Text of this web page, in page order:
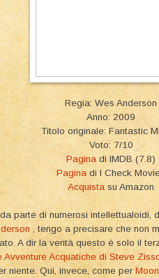
Regia: Wes Anderson
Anno: 2009
Titolo originale: Fantastic
Voto: 7/10
Pagina di IMDB (7.8)
Pagina di I Check
Acquista su Amazon
parte di numerosi intellettualoidi,
, tengo a precisare che non
A dir la verità questo è solo il
Avventure Acquatiche di Steve
niente. Qui, invece, come per